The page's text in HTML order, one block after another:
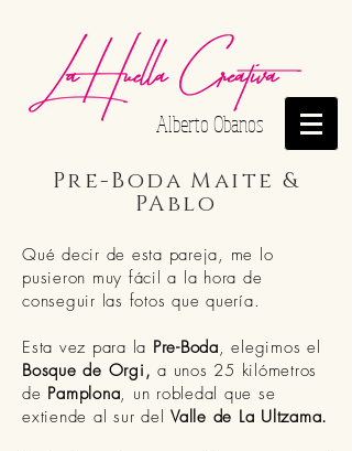
Alberto Obanos
Pre-Boda Maite &
PAblo
Qué decir de esta pareja, me lo
pusieron muy fácil a la hora de
conseguir las fotos que quería.
Esta vez para la Pre-Boda, elegimos el
Bosque de Orgi, a unos 25 kilómetros
de Pamplona, un robledal que se
extiende al sur del Valle de La Ultzama.